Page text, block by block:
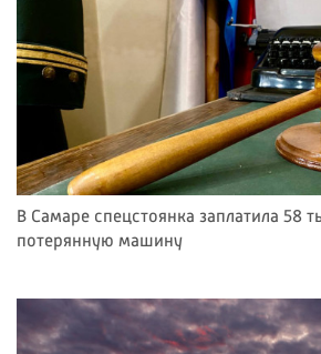
В Самаре спецстоянка заплатила 58
потерянную машину